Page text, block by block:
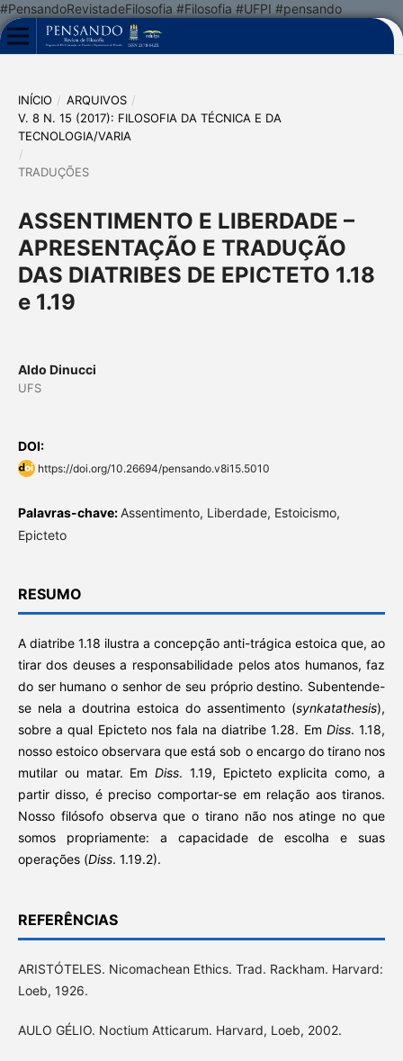
#PensandoRevistadeFilosofia #Filosofia #UFPI #pensando
INÍCIO / ARQUIVOS /
V. 8 N. 15 (2017): FILOSOFIA DA TÉCNICA E DA
TECNOLOGIA/VARIA
/
TRADUÇÕES
ASSENTIMENTO E LIBERDADE –
APRESENTAÇÃO E TRADUÇÃO
DAS DIATRIBES DE EPICTETO 1.18
e 1.19
Aldo Dinucci
UFS
DOI:
https://doi.org/10.26694/pensando.v8i15.5010
Palavras-chave:Assentimento, Liberdade, Estoicismo,
Epicteto
RESUMO
A diatribe 1.18 ilustra a concepção anti-trágica estoica que, ao
tirar dos deuses a responsabilidade pelos atos humanos, faz
do ser humano o senhor de seu próprio destino. Subentende-
se nela a doutrina estoica do assentimento (synkatathesis),
sobre a qual Epicteto nos fala na diatribe 1.28. Em Diss. 1.18,
nosso estoico observara que está sob o encargo do tirano nos
mutilar ou matar. EmDiss. 1.19, Epicteto explicita como, a
partir disso, é preciso comportar-se em relação aos tiranos.
Nosso filósofo observa que o tirano não nos atinge no que
somos propriamente: a capacidade de escolha e suas
operações (Diss. 1.19.2).
REFERÊNCIAS
ARISTÓTELES. Nicomachean Ethics. Trad. Rackham. Harvard:
Loeb, 1926.
AULO GÉLIO. Noctium Atticarum. Harvard, Loeb, 2002.